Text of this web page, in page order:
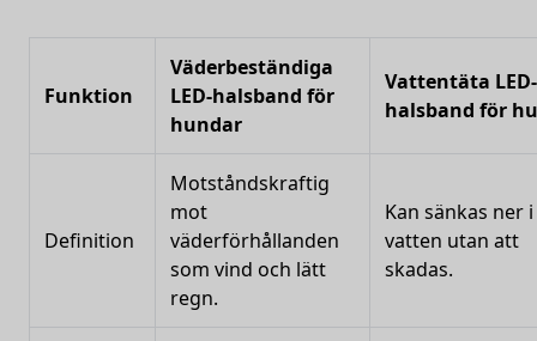
Funktion
Väderbeständiga
LED-halsband för
hundar
Vattentäta LED-
halsband för
Definition
Motståndskraftig
mot
väderförhållanden
som vind och lätt
regn.
Kan sänkas ner i
vatten utan att
skadas.